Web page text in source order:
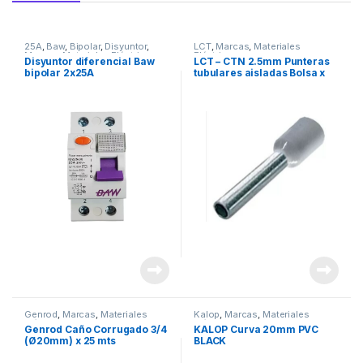
25A, Baw, Bipolar, Disyuntor,
Marcas , Materiales Eléctricos
Disyuntor diferencial Baw
bipolar 2x25A
LCT, Marcas, Materiales
Eléctricos
LCT – CTN 2.5mm Punteras
tubulares aisladas Bolsa x
Genrod, Marcas, Materiales
Eléctricos, Seguridad
Genrod Caño Corrugado 3/4
(Ø20mm) x 25 mts
Kalop, Marcas, Materiales
Eléctricos Seguridad
KALOP Curva 20mm PVC
BLACK